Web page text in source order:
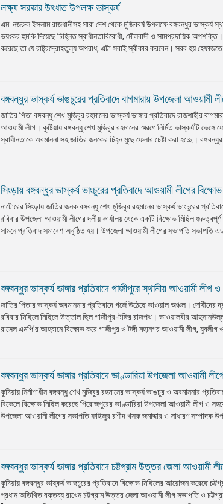
লক্ষ্য সরকার উৎখাত উপলক্ষ ভাস্কর্য
এম. নজরুল ইসলাম রাজধানীসহ সারা দেশ থেকে মুজিববর্ষ উপলক্ষে বঙ্গবন্ধুর ভাস্কর্য
ভয়ংকর হুমকি দিয়েছে চিহ্নিত স্বাধীনতাবিরোধী, মৌলবাদী ও সামপ্রদায়িক
করেছে তা যে রাষ্ট্রদ্রোহতুল্য অপরাধ, এটা সবাই স্বীকার করবেন। সরব হয়
বঙ্গবন্ধুর ভাস্কর্য ভাঙচুরের প্রতিবাদে বাগমারায় উপজেলা আওয়ামী
জাতির পিতা বঙ্গবন্ধু শেখ মুজিবুর রহমানের ভাস্কর্য ভাঙ্গার প্রতিবাদে রাজশাহীর
আওয়ামী লীগ। কুষ্টিয়ায় বঙ্গবন্ধু শেখ মুজিবুর রহমানের স্মরণে নির্মিত ভাস্কর্যটি ভেঙ্গে
স্বাধীনতাকে অবমাননা সহ জাতির জনকের চিহ্ন মুছে ফেলার চেষ্টা করা হচ্ছে। বঙ্গবন্ধুর
সিংড়ায় বঙ্গবন্ধুর ভাস্কর্য ভাংচুরের প্রতিবাদে আওয়ামী লীগের বিক্ষোভ
নাটোরের সিংড়ায় জাতির জনক বঙ্গবন্ধু শেখ মুজিবুর রহমানের ভাস্কর্য ভাংচুরের
রবিবার উপজেলা আওয়ামী লীগের দলীয় কার্যালয় থেকে একটি বিক্ষোভ মিছিল
সামনে প্রতিবাদ সমাবেশ অনুষ্ঠিত হয়। উপজেলা আওয়ামী লীগের সভাপতি সভাপতি
বঙ্গবন্ধুর ভাস্কর্য ভাঙ্গার প্রতিবাদে গাজীপুরে স্থানীয় আওয়ামী লীগ
জাতির পিতার ভাস্কর্য অবমাননার প্রতিবাদে গর্জে উঠেছে ভাওয়াল অঞ্চল। দোষীদের
রবিবার মিছিলে মিছিলে উত্তাল ছিল গাজীপুর-টঙ্গির রাজপথ। ভাওয়ালবীর
রাসেল এমপি’র আহবানে বিক্ষোভ করে গাজীপুর ও টঙ্গী মহানগর আওয়ামী লীগ, যুবলীগ ও
বঙ্গবন্ধুর ভাস্কর্য ভাঙ্গার প্রতিবাদে ভাণ্ডারিয়া উপজেলা আওয়ামী
কুষ্টিয়ায় নির্মাণাধীন বঙ্গবন্ধু শেখ মুজিবুর রহমানের ভাস্কর্য ভাঙচুর ও অবমাননার
বিকেলে বিক্ষোভ মিছিল করেছে পিরোজপুরের ভাণ্ডারিয়া উপজেলা আওয়ামী লীগ ও
উপজেলা আওয়ামী লীগের সভাপতি ফাইজুর রশীদ খসরু জমাদ্দার ও সাধারণ সম্পাদক
বঙ্গবন্ধুর ভাস্কর্য ভাঙ্গার প্রতিবাদে চট্টগ্রাম উত্তর জেলা আওয়ামী
কুষ্টিয়ায় বঙ্গবন্ধুর ভাষ্কর্য ভাঙ্গচুরের প্রতিবাদে বিক্ষোভ মিছিলের আয়োজন করেছে
প্রধান অতিথিত বক্তব্য রাখেন চট্টগ্রাম উত্তর জেলা আওয়ামী লীগ সভাপতি ও